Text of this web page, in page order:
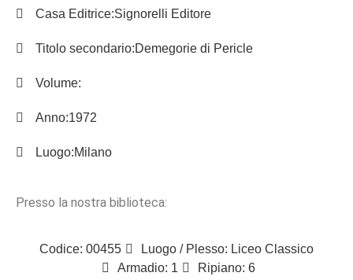
Casa Editrice:Signorelli Editore
Titolo secondario:Demegorie di Pericle
Volume:
Anno:1972
Luogo:Milano
Presso la nostra biblioteca:
Codice: 00455
Luogo / Plesso: Liceo Classico
Armadio: 1
Ripiano: 6